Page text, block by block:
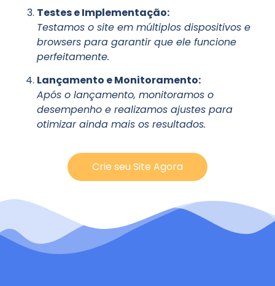
Testes e Implementação:
Testamos o site em múltiplos dispositivos e
browsers para garantir que ele funcione
perfeitamente.
Lançamento e Monitoramento:
Após o lançamento, monitoramos o
desempenho e realizamos ajustes para
otimizar ainda mais os resultados.
Crie seu Site Agora